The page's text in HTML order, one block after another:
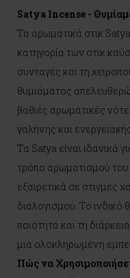
Satya Incense -
Τα αρωματικά στικ
κατηγορία των στικ
συνταγές και τη
θυμιάματος
βαθιές αρωματικές
γαλήνης και
Τα Satya είναι ιδανικά
τρόπο αρωματισμού
εξαιρετικά σε στιγμές
διαλογισμού. Το ινδικό
ποιότητα και τη
μια ολοκληρωμένη
Πώς να